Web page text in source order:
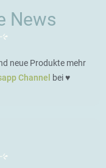
News
neue Produkte mehr
Channel bei ♥️